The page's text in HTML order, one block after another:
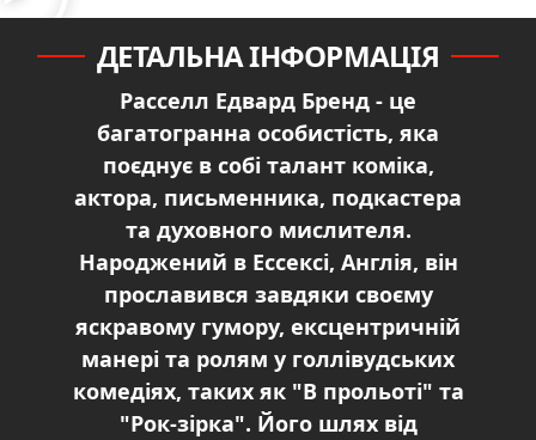
ДЕТАЛЬНА ІНФОРМАЦІЯ
Расселл Едвард Бренд - це
багатогранна особистість, яка
поєднує в собі талант коміка,
актора, письменника, подкастера
та духовного мислителя.
Народжений в Ессексі, Англія, він
прославився завдяки своєму
яскравому гумору, ексцентричній
манері та ролям у голлівудських
комедіях, таких як "В прольоті" та
"Рок-зірка". Його шлях від